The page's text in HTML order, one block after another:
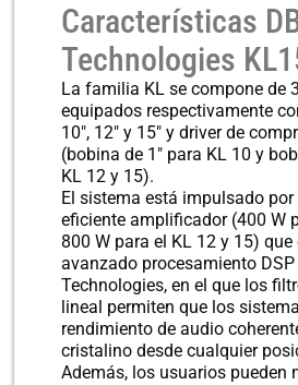
Características
Technologies
La familia KL se compone de
equipados respectivamente
10″, 12″ y 15″ y driver de
(bobina de 1″ para KL 10 y
KL 12 y 15).
El sistema está impulsado
eficiente amplificador (400 W
800 W para el KL 12 y 15)
avanzado procesamiento DSP
Technologies, en el que los
lineal permiten que los
rendimiento de audio
cristalino desde cualquier
Además, los usuarios pueden